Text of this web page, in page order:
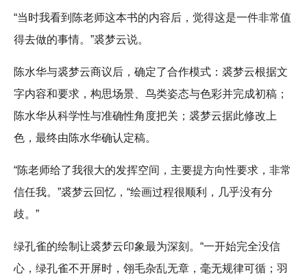
“当时我看到陈老师这本书的内容后，觉得这是一件非常值
得去做的事情。”裘梦云说。
陈水华与裘梦云商议后，确定了合作模式：裘梦云根据文
字内容和要求，构思场景、鸟类姿态与色彩并完成初稿；
陈水华从科学性与准确性角度把关；裘梦云据此修改上
色，最终由陈水华确认定稿。
“陈老师给了我很大的发挥空间，主要提方向性要求，非常
信任我。”裘梦云回忆，“绘画过程很顺利，几乎没有分
歧。”
绿孔雀的绘制让裘梦云印象最为深刻。“一开始完全没信
心，绿孔雀不开屏时，翎毛杂乱无章，毫无规律可循；羽